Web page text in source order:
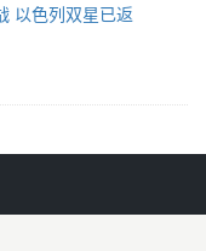
以色列双星已返